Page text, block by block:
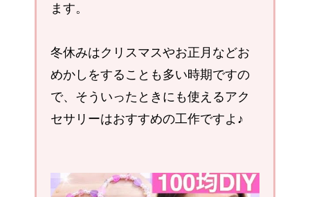
ます。
冬休みはクリスマスやお正月などお
めかしをすることも多い時期ですの
で、そういったときにも使えるアク
セサリーはおすすめの工作ですよ♪